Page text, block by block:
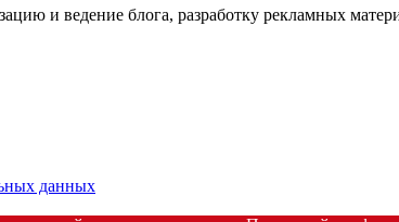
и ведение блога, разработку рекламных
данных